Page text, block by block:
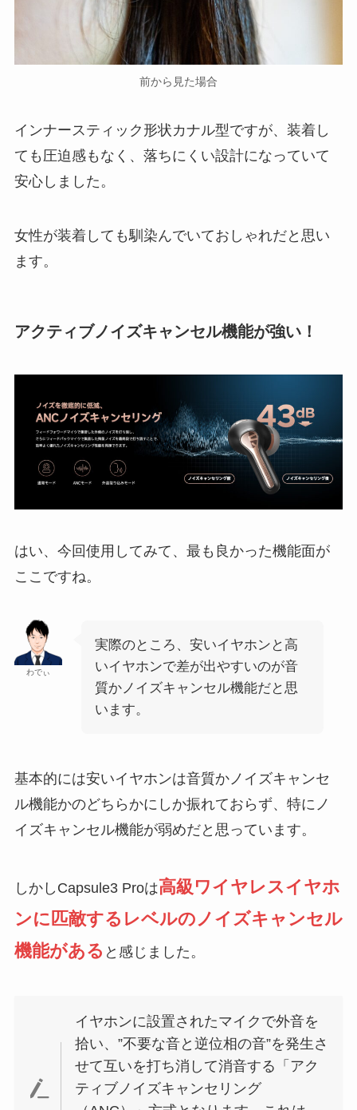
前から見た場合
インナースティック形状カナル型ですが、装着し
ても圧迫感もなく、落ちにくい設計になっていて
安心しました。
女性が装着しても馴染んでいておしゃれだと思い
ます。
アクティブノイズキャンセル機能が強い！
はい、今回使用してみて、最も良かった機能面が
ここですね。
わでぃ
実際のところ、安いイヤホンと高
いイヤホンで差が出やすいのが音
質かノイズキャンセル機能だと思
います。
基本的には安いイヤホンは音質かノイズキャンセ
ル機能かのどちらかにしか振れておらず、特にノ
イズキャンセル機能が弱めだと思っています。
しかしCapsule3 Proは高級ワイヤレスイヤホ
ンに匹敵するレベルのノイズキャンセル
機能がある と感じました。
イヤホンに設置されたマイクで外音を
拾い、”不要な音と逆位相の音”を発生さ
せて互いを打ち消して消音する「アク
ティブノイズキャンセリング